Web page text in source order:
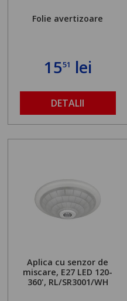
Folie avertizoare
1551 lei
DETALII
Aplica cu senzor de
miscare, E27 LED 120-
360', RL/SR3001/WH